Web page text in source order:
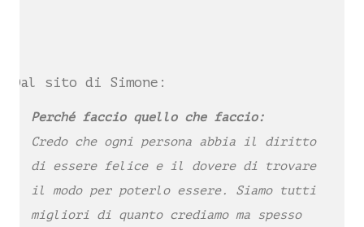
Dal sito di Simone:
Perché faccio quello che faccio:
Credo che ogni persona abbia il diritto
di essere felice e il dovere di trovare
il modo per poterlo essere. Siamo tutti
migliori di quanto crediamo ma spesso